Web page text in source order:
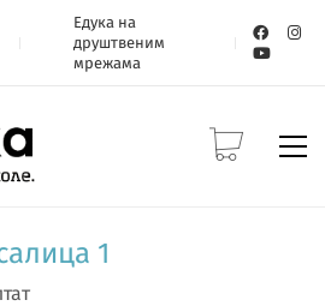
Едука на
друштвеним
мрежама
1